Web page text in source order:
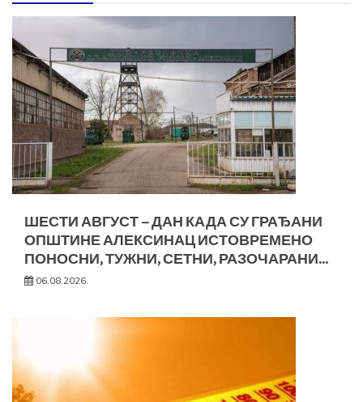
ШЕСТИ АВГУСТ – ДАН КАДА СУ ГРАЂАНИ
ОПШТИНЕ АЛЕКСИНАЦ ИСТОВРЕМЕНО
ПОНОСНИ, ТУЖНИ, СЕТНИ, РАЗОЧАРАНИ…
06.08.2026.